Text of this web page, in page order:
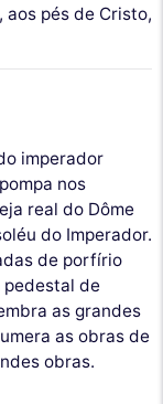
pés de Cristo,
imperador
nos
real do Dôme
do Imperador.
de porfírio
pedestal de
as grandes
as obras de
obras.